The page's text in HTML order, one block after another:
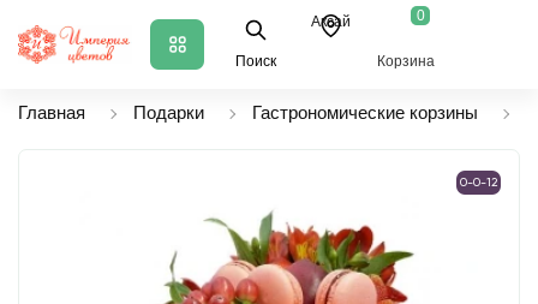
Поиск
Аксай 0
Корзина
Главная Подарки Гастрономические корзины
0-0-12